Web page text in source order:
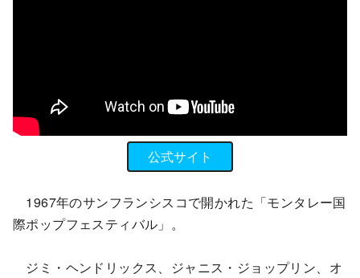
公式サイト
1967年のサンフランシスコで開かれた「モンタレー国
際ポップフェスティバル」。
ジミ・ヘンドリックス、ジャニス・ジョップリン、オ